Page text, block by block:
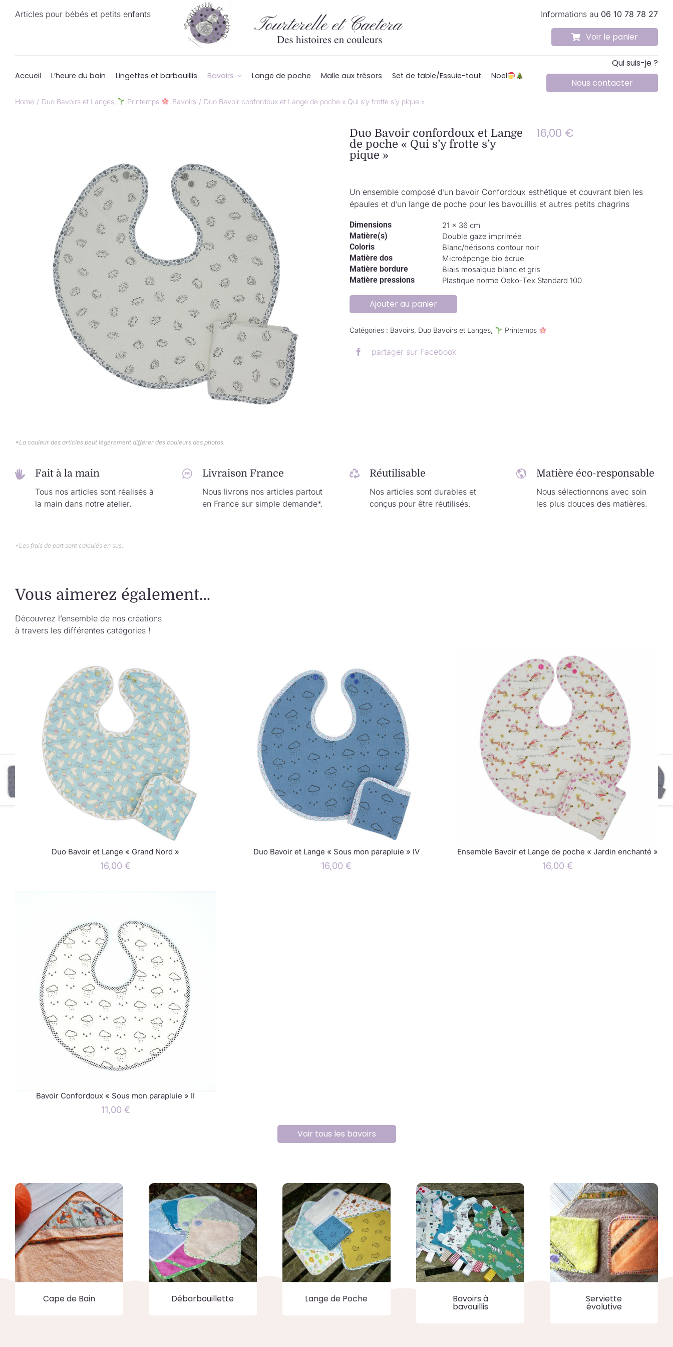
Articles pour bébés et petits enfants Informations au 06 10 78 78 27
Voir le panier
Accueil L’heure du bain Lingettes et barbouillis Bavoirs Lange de poche Malle aux trésors Set de table/Essuie-tout Noël
Qui suis-je ?
Nous contacter
Home Duo Bavoirs et Langes Printemps Bavoirs Duo Bavoir confordoux et Lange de poche « Qui s’y frotte s’y pique »
*La couleur des articles peut légèrement différer des couleurs des photos.
Duo Bavoir confordoux et Lange
de poche « Qui s’y frotte s’y
pique »
16,00 €
Un ensemble composé d’un bavoir Confordoux esthétique et couvrant bien les
épaules et d’un lange de poche pour les bavouillis et autres petits chagrins
Dimensions
21 × 36 cm
Matière(s)
Double gaze imprimée
Coloris
Blanc/hérisons contour noir
Matière dos
Microéponge bio écrue
Matière bordure
Biais mosaïque blanc et gris
Matière pressions
Plastique norme Oeko-Tex Standard 100
Ajouter au panier
Catégories : Bavoirs, Duo Bavoirs et Langes, Printemps
partager sur Facebook
Fait à la main
Tous nos articles sont réalisés à
la main dans notre atelier.
Livraison France
Nous livrons nos articles partout
en France sur simple demande*.
Réutilisable
Nos articles sont durables et
conçus pour être réutilisés.
Matière éco-responsable
Nous sélectionnons avec soin
les plus douces des matières.
*Les frais de port sont calculés en sus.
Vous aimerez également…
Découvrez l’ensemble de nos créations
à travers les différentes catégories !
Duo Bavoir et Lange « Grand Nord »
16,00€
Duo Bavoir et Lange « Sous mon parapluie » IV
16,00€
Ensemble Bavoir et Lange de poche « Jardin enchanté »
16,00 €
Bavoir Confordoux « Sous mon parapluie » II
11,00 €
Voir tous les bavoirs
Cape de Bain Débarbouillette Lange de Poche Bavoirs à
bavouillis
Serviette
évolutive